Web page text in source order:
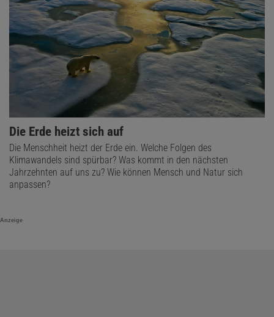
Die Erde heizt sich auf
Die Menschheit heizt der Erde ein. Welche Folgen des
Klimawandels sind spürbar? Was kommt in den nächsten
Jahrzehnten auf uns zu? Wie können Mensch und Natur sich
anpassen?
Anzeige